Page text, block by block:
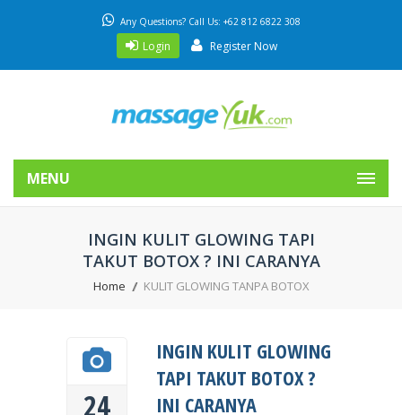
Any Questions? Call Us: +62 812 6822 308
Login Register Now
MENU
24
INGIN KULIT GLOWING TAPI
TAKUT BOTOX ? INI CARANYA
Home KULIT GLOWING TANPA BOTOX
INGIN KULIT GLOWING
TAPI TAKUT BOTOX ?
INI CARANYA